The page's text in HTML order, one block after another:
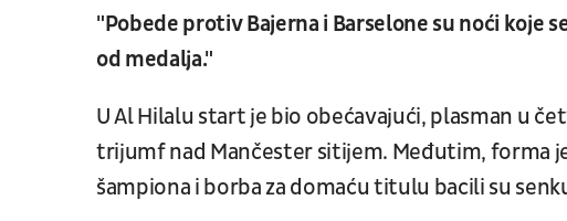
"Pobede protiv Bajerna i Barselone su noći koje
od medalja."
U Al Hilalu start je bio obećavajući, plasman u
trijumf nad Mančester sitijem. Međutim, forma
šampiona i borba za domaću titulu bacili su